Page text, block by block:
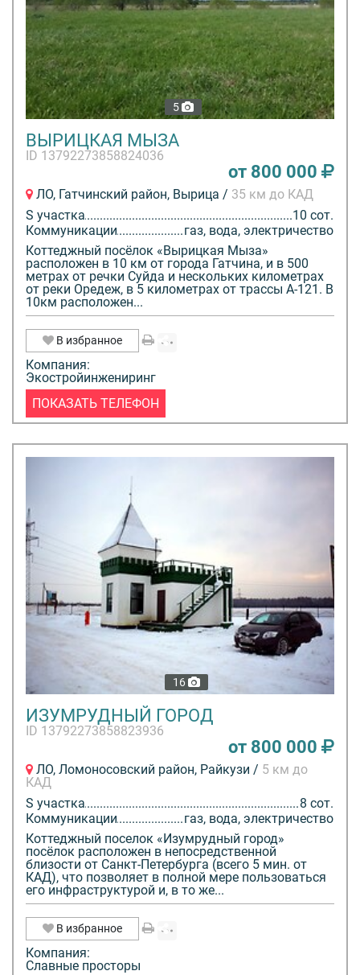
5
ВЫРИЦКАЯ МЫЗА
ID 13792273858824036
от 800 000
ЛО, Гатчинский район, Вырица / 35 км до КАД
S участка
10 сот.
Коммуникации
газ, вода, электричество
Коттеджный посёлок «Вырицкая Мыза»
расположен в 10 км от города Гатчина, и в 500
метрах от речки Суйда и нескольких километрах
от реки Оредеж, в 5 километрах от трассы А-121. В
10км расположен...
В избранное
Компания:
Экостройинжениринг
ПОКАЗАТЬ ТЕЛЕФОН
16
ИЗУМРУДНЫЙ ГОРОД
ID 13792273858823936
от 800 000
ЛО, Ломоносовский район, Райкузи / 5 км до
КАД
S участка
8 сот.
Коммуникации
газ, вода, электричество
Коттеджный поселок «Изумрудный город»
посёлок расположен в непосредственной
близости от Санкт-Петербурга (всего 5 мин. от
КАД), что позволяет в полной мере пользоваться
его инфраструктурой и, в то же...
В избранное
Компания:
Славные просторы